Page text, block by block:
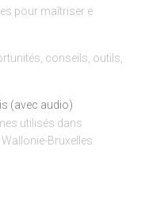
pour maîtriser e
conseils, outils,
(avec audio)
utilisés dans
Bruxelles